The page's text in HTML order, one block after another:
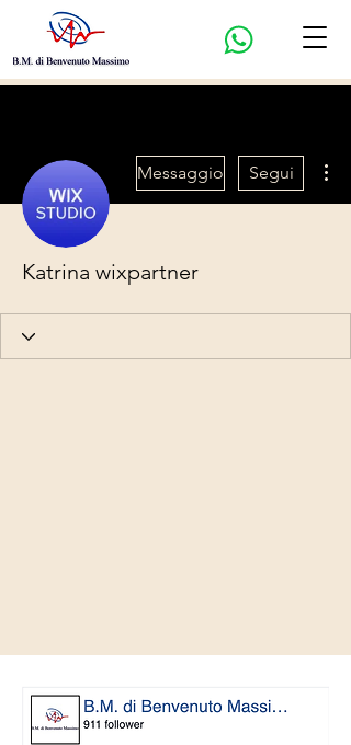
Messaggio Segui
Katrina wixpartner